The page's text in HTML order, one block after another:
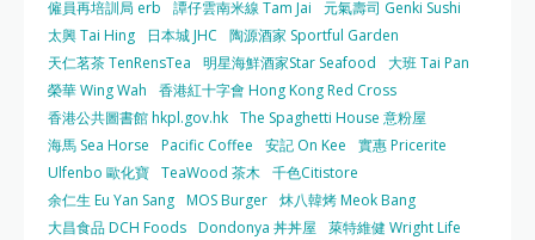
僱員再培訓局 erb 譚仔雲南米線 Tam Jai
元氣壽司 Genki Sushi
太興 Tai Hing
日本城 JHC
陶源酒家 Sportful Garden
天仁茗茶 TenRensTea
明星海鮮酒家Star Seafood
大班 Tai Pan
榮華 Wing Wah
香港紅十字會 Hong Kong Red Cross
香港公共圖書館 hkpl.gov.hk The Spaghetti House 意粉屋
海馬 Sea Horse
Pacific Coffee 安記 On Kee
實惠 Pricerite
Ulfenbo 歐化寶 TeaWood 茶木 千色Citistore
余仁生 Eu Yan Sang MOS Burger 炑八韓烤 Meok Bang
大昌食品 DCH Foods Dondonya 丼丼屋
萊特維健 Wright Life